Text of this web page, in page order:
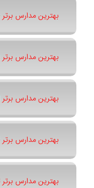
بهترین مدارس برتر
بهترین مدارس برتر
بهترین مدارس برتر
بهترین مدارس برتر
بهترین مدارس